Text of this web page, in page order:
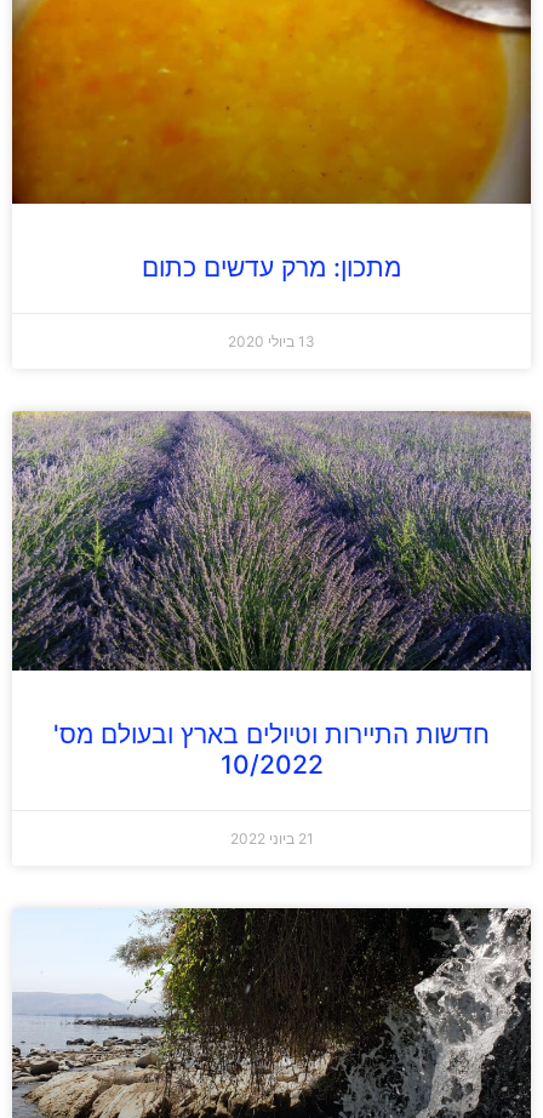
מתכון: מרק עדשים כתום
13 ביולי 2020
חדשות התיירות וטיולים בארץ ובעולם מס'
10/2022
21 ביוני 2022